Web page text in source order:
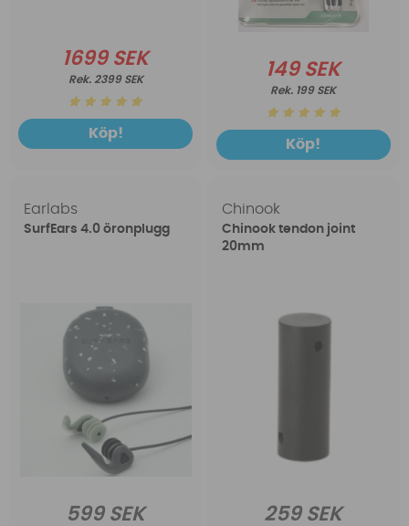
1699 SEK
2399 SEK
Köp!
149 SEK
199 SEK
Köp!
Earlabs
SurfEars 4.0 öronplugg
599 SEK
Chinook
Chinook tendon joint
20mm
259 SEK